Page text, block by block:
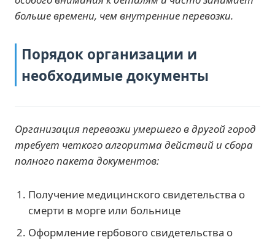
больше времени, чем внутренние перевозки.
Порядок организации и
необходимые документы
Организация перевозки умершего в другой город
требует четкого алгоритма действий и сбора
полного пакета документов:
Получение медицинского свидетельства о
смерти в морге или больнице
Оформление гербового свидетельства о